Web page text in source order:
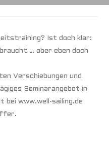
Ist doch klar:
… aber eben doch
Verschiebungen und
Seminarangebot in
bei www.well-sailing.de